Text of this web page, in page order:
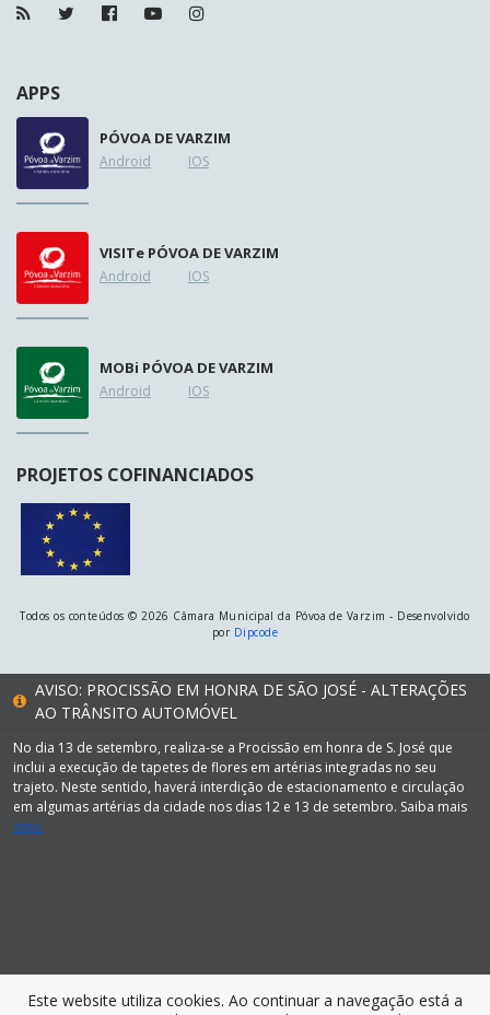
APPS
PÓVOA DE VARZIM
Android IOS
VISITe PÓVOA DE VARZIM
Android IOS
MOBi PÓVOA DE VARZIM
Android IOS
PROJETOS COFINANCIADOS
Todos os conteúdos © 2026 Câmara Municipal da Póvoa de Varzim - Desenvolvido
por Dipcode
AVISO: PROCISSÃO EM HONRA DE SÃO JOSÉ - ALTERAÇÕES
AO TRÂNSITO AUTOMÓVEL
No dia 13 de setembro, realiza-se a Procissão em honra de S. José que
inclui a execução de tapetes de flores em artérias integradas no seu
trajeto. Neste sentido, haverá interdição de estacionamento e circulação
em algumas artérias da cidade nos dias 12 e 13 de setembro. Saiba mais
aqui.
Este website utiliza cookies. Ao continuar a navegação está a